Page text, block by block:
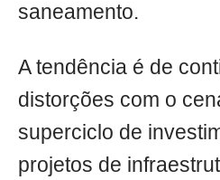
saneamento.
A tendência é de
distorções com o
superciclo de
projetos de